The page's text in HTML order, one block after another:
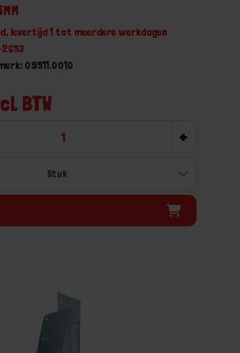
levertijd 1 tot meerdere werkdagen
09511.0010
BTW
+